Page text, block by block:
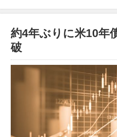
約4年ぶりに米10年
破